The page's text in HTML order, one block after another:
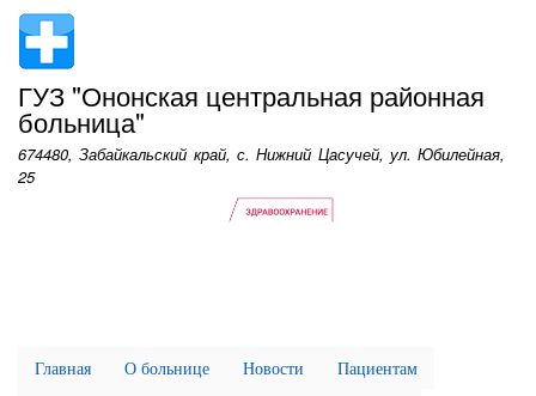
содержанию
ГУЗ "Ононская центральная районная
больница"
674480, Забайкальский край, с. Нижний Цасучей, ул. Юбилейная,
25
Главная О больнице Новости
Пациентам